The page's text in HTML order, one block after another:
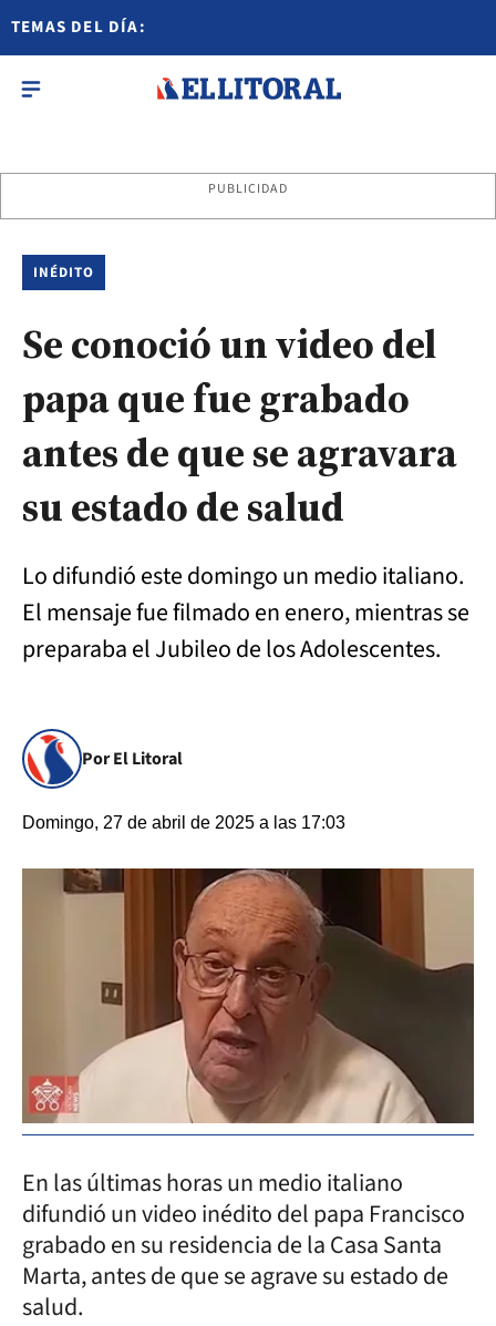
TEMAS DEL DÍA:
PUBLICIDAD
INÉDITO
Se conoció un video del
papa que fue grabado
antes de que se agravara
su estado de salud
Lo difundió este domingo un medio italiano.
El mensaje fue filmado en enero, mientras se
preparaba el Jubileo de los Adolescentes.
Por El Litoral
Domingo, 27 de abril de 2025 a las 17:03
En las últimas horas un medio italiano
difundió un video inédito del papa Francisco
grabado en su residencia de la Casa Santa
Marta, antes de que se agrave su estado de
salud.